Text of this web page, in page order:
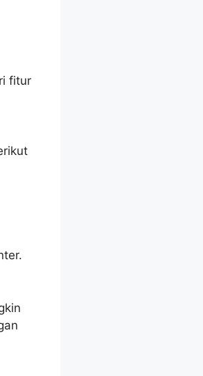
fitur